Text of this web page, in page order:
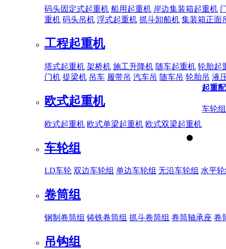
码头固定式起重机 船用起重机 岸边集装箱起重机
重机 码头吊机 浮式起重机 抓斗卸船机 集装箱正面
工程起重机
塔式起重机 架桥机 施工升降机 随车起重机 轮胎起
门机 提梁机 吊车 履带吊 汽车吊 随车吊 轮胎吊 液
欧式起重机
欧式起重机 欧式单梁起重机 欧式双梁起重机
起重
车轮组
车轮组
LD车轮 双边车轮组 单边车轮组 无沿车轮组 水平
卷筒组
钢制卷筒组 铸铁卷筒组 抓斗卷筒组 卷筒轴承座 卷
吊钩组